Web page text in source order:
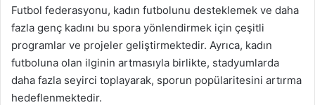
Futbol federasyonu, kadın futbolunu desteklemek ve daha
fazla genç kadını bu spora yönlendirmek için çeşitli
programlar ve projeler geliştirmektedir. Ayrıca, kadın
futboluna olan ilginin artmasıyla birlikte, stadyumlarda
daha fazla seyirci toplayarak, sporun popülaritesini artırma
hedeflenmektedir.